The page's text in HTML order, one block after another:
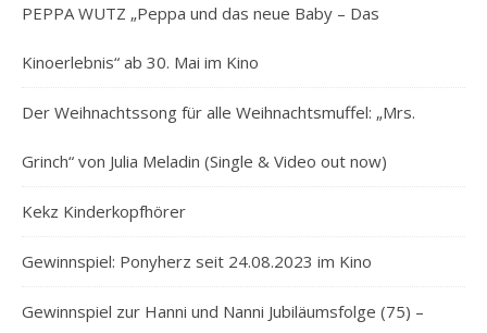
PEPPA WUTZ „Peppa und das neue Baby – Das
Kinoerlebnis“ ab 30. Mai im Kino
Der Weihnachtssong für alle Weihnachtsmuffel: „Mrs.
Grinch“ von Julia Meladin (Single & Video out now)
Kekz Kinderkopfhörer
Gewinnspiel: Ponyherz seit 24.08.2023 im Kino
Gewinnspiel zur Hanni und Nanni Jubiläumsfolge (75) –